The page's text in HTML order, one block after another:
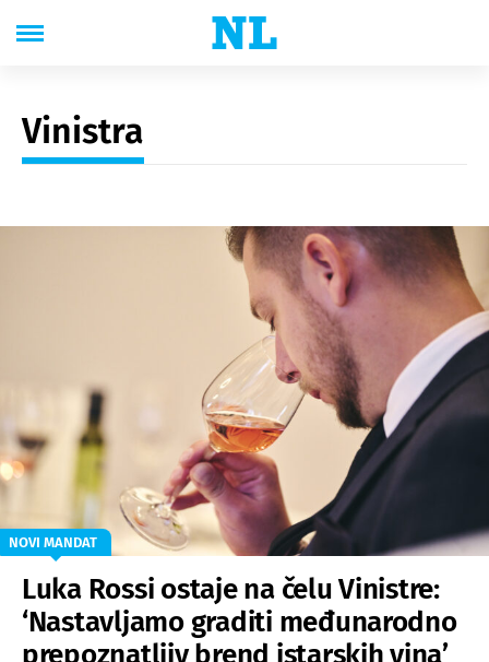
Vinistra
NOVI MANDAT
Luka Rossi ostaje na čelu Vinistre:
‘Nastavljamo graditi međunarodno
prepoznatljiv brend istarskih vina’